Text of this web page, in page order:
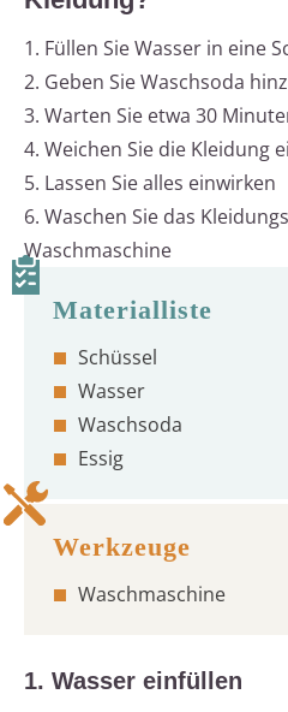
1. Füllen Sie Wasser in eine
2. Geben Sie Waschsoda
3. Warten Sie etwa 30
4. Weichen Sie die Kleidung
5. Lassen Sie alles einwirken
6. Waschen Sie das
Waschmaschine
Schüssel
Wasser
Waschsoda
Essig
Waschmaschine
1. Wasser einfüllen